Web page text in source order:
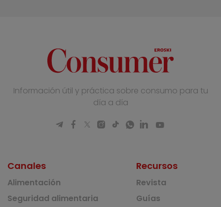
Información útil y práctica sobre consumo para tu
día a día
Canales
Alimentación
Seguridad alimentaria
Recursos
Revista
Guías